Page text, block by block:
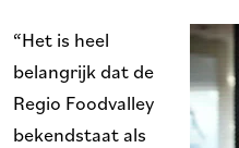
“Het is heel
belangrijk dat de
Regio Foodvalley
bekendstaat als